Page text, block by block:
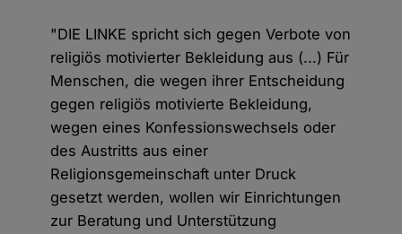
"DIE LINKE spricht sich gegen Verbote von
religiös motivierter Bekleidung aus (...) Für
Menschen, die wegen ihrer Entscheidung
gegen religiös motivierte Bekleidung,
wegen eines Konfessionswechsels oder
des Austritts aus einer
Religionsgemeinschaft unter Druck
gesetzt werden, wollen wir Einrichtungen
zur Beratung und Unterstützung